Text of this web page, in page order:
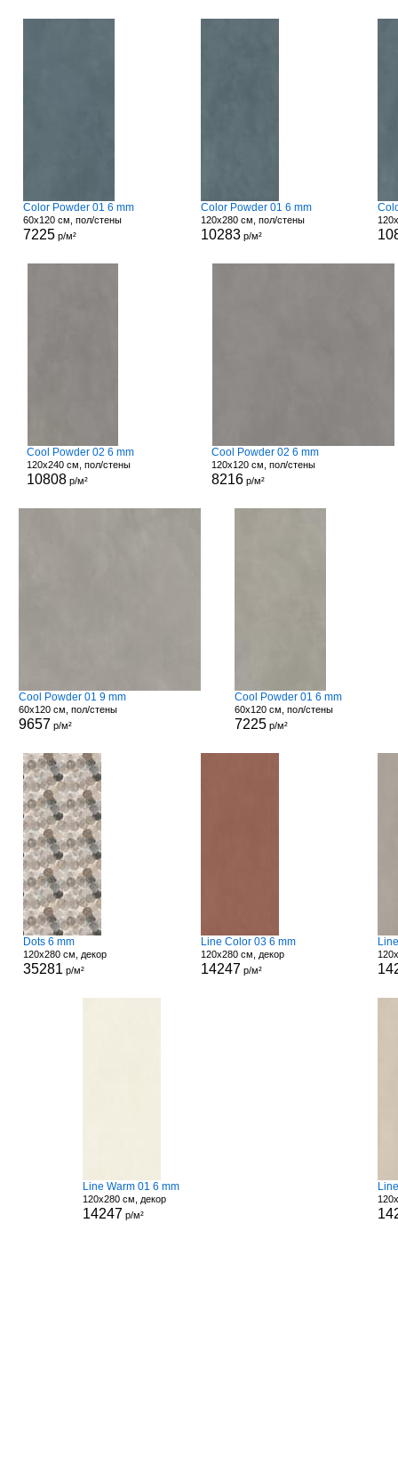
Color Powder 01 6 mm
60x120 см, пол/стены
7225 р/м²
Color Powder 01 6 mm
120x280 см, пол/стены
10283р/м²
Cool Powder 02 6 mm
120x240 см, пол/стены
10808 р/м²
Cool Powder 02 6 mm
120x120 см, пол/стены
8216 р/м²
Cool Powder 01 9 mm
60x120 см, пол/стены
9657 р/м²
Cool Powder 01 6 mm
60x120 см, пол/стены
7225 р/м²
Dots 6 mm
120x280 см, декор
35281 р/м²
Line Color 03 6 mm
120x280 см, декор
14247 р/м²
Line Warm 01 6 mm
120x280 см, декор
14247 р/м²